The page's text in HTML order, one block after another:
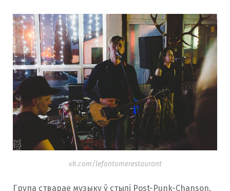
vk.com/lefantomerestaurant
Група стварае музыку ў стылі Post-Punk-Chanson,